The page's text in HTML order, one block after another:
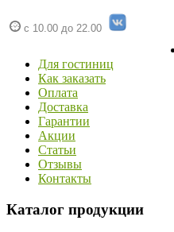
с 10.00 до 22.00
Для гостиниц
Как заказать
Оплата
Доставка
Гарантии
Акции
Статьи
Отзывы
Контакты
Каталог продукции